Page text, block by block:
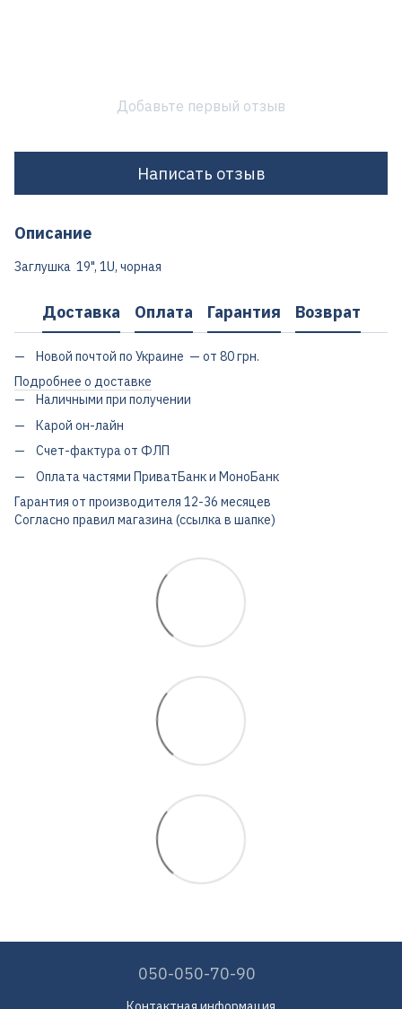
Добавьте первый отзыв
Написать отзыв
Описание
Заглушка 19", 1U, чорная
Доставка Оплата Гарантия Возврат
Новой почтой по Украине — от 80 грн.
Подробнее о доставке
Наличными при получении
Карой он-лайн
Счет-фактура от ФЛП
Оплата частями ПриватБанк и МоноБанк
Гарантия от производителя 12-36 месяцев
Согласно правил магазина (ссылка в шапке)
050-050-70-90